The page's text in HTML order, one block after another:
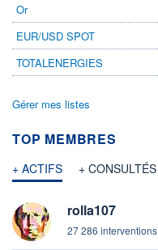
Or
EUR/USD SPOT
TOTALENERGIES
Gérer mes listes
TOP MEMBRES
+ ACTIFS + CONSULTÉS
rolla107
27 286 interventions